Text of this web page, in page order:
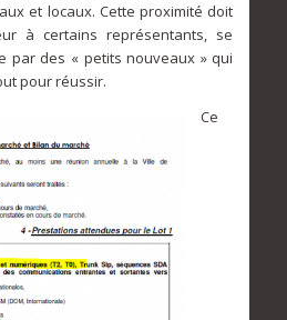
et locaux. Cette proximité doit
à certains représentants, se
par des « petits nouveaux » qui
pour réussir.
Ce